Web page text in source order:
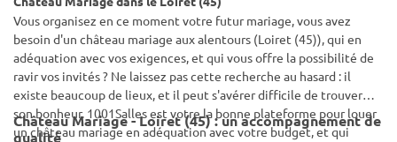
Vous organisez en ce moment votre futur mariage, vous avez
besoin d'un château mariage aux alentours (Loiret (45)), qui en
adéquation avec vos exigences, et qui vous offre la possibilité de
ravir vos invités ? Ne laissez pas cette recherche au hasard : il
existe beaucoup de lieux, et il peut s'avérer difficile de trouver
son bonheur. 1001Salles est votre la bonne plateforme pour louer
un château mariage en adéquation avec votre budget, et qui
Château Mariage - Loiret (45) : un accompagnement de
qualité